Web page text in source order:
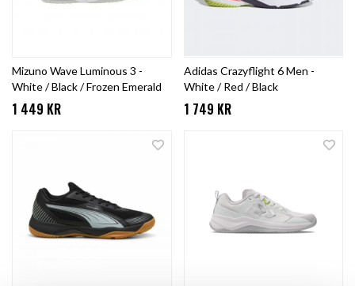
Mizuno Wave Luminous 3 -
White / Black / Frozen Emerald
1 449 KR
Adidas Crazyflight 6 Men -
White / Red / Black
1 749 KR